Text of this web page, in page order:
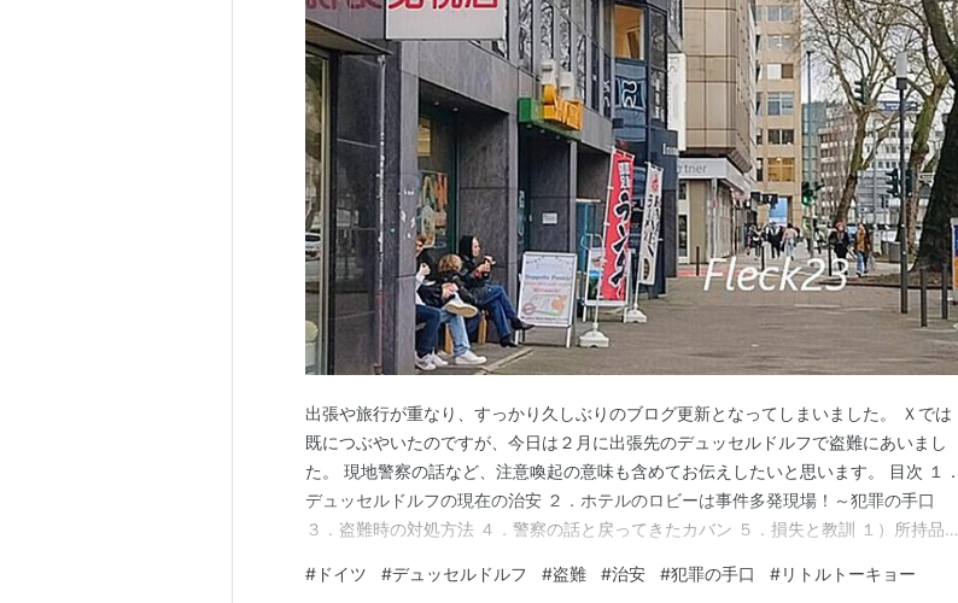
出張や旅行が重なり、すっかり久しぶりのブログ更新となってしまいました。 Ｘでは
既につぶやいたのですが、今日は２月に出張先のデュッセルドルフで盗難にあいまし
た。 現地警察の話など、注意喚起の意味も含めてお伝えしたいと思います。 目次 １．
デュッセルドルフの現在の治安 ２．ホテルのロビーは事件多発現場！～犯罪の手口
３．盗難時の対処方法 ４．警察の話と戻ってきたカバン ５．損失と教訓 １）所持品は
リの不使用とカード類のタッチ＆ゴー機能停止 ４）見知らぬ中東風の人が近づいてき
# ドイツ #デュッセルドルフ #盗難 #治安 #犯罪の手口 #リトルトーキョー